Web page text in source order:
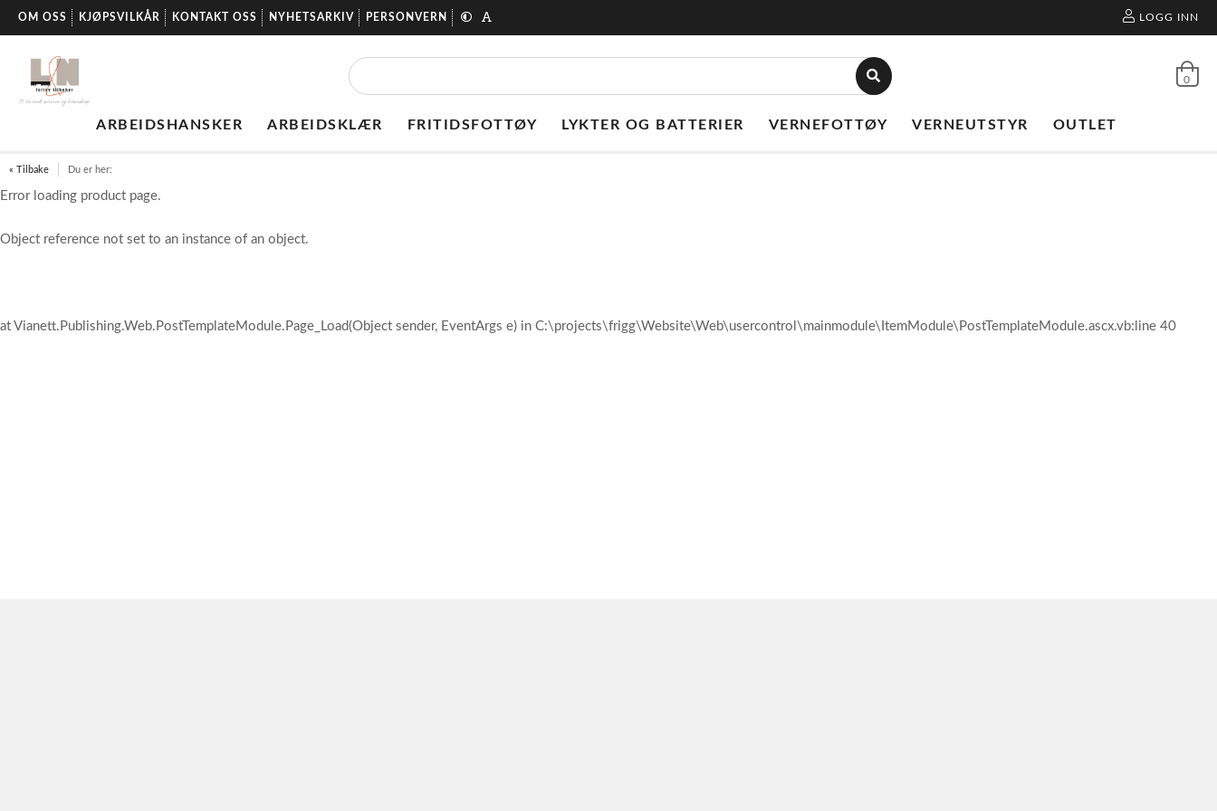
OM OSS KJØPSVILKÅR KONTAKT OSS NYHETSARKIV PERSONVERN LOGG INN
0
ARBEIDSHANSKER ARBEIDSKLÆR FRITIDSFOTTØY LYKTER OG BATTERIER VERNEFOTTØY VERNEUTSTYR OUTLET
« Tilbake Du er her:
Error loading product page.
Object reference not set to an instance of an object.
at Vianett.Publishing.Web.PostTemplateModule.Page_Load(Object sender, EventArgs e) in C:\projects\frigg\Website\Web\usercontrol\mainmodule\ItemModule\PostTemplateModule.ascx.vb:line 40